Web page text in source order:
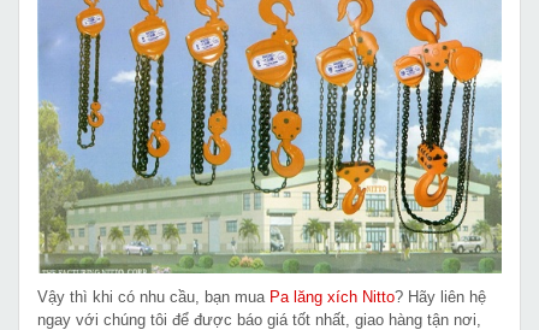
Vậy thì khi có nhu cầu, bạn mua Pa lăng xích Nitto? Hãy liên hệ
ngay với chúng tôi để được báo giá tốt nhất, giao hàng tận nơi,